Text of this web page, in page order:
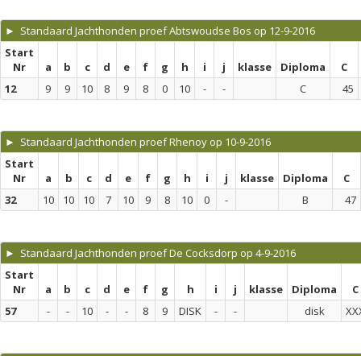
► Standaard Jachthonden proef Abtswoudse Bos op 12-9-2016
Start
Nr
a b c d e f g h i j klasse Diploma
C
12
9 9 10 8 9 8 0 10 - - C 45
► Standaard Jachthonden proef Rhenoy op 10-9-2016
Start
Nr
a b c d e f g h i j klasse Diploma
C
32
10 10 10 7 10 9 8 10 0 - B 47
► Standaard Jachthonden proef De Cocksdorp op 4-9-2016
Start
Nr
a b c d e f g h i j klasse Diploma
C
57
- - 10 - - 8 9 DISK - - disk